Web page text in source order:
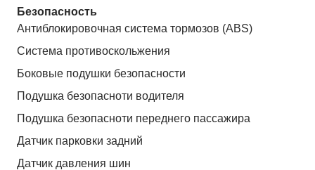
Безопасность
Антиблокировочная система тормозов (ABS)
Система противоскольжения
Боковые подушки безопасности
Подушка безопасноти водителя
Подушка безопасноти переднего пассажира
Датчик парковки задний
Датчик давления шин